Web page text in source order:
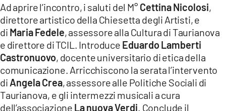
Ad aprire l’incontro, i saluti del M° Cettina Nicolosi,
direttore artistico della Chiesetta degli Artisti, e
di Maria Fedele, assessore alla Cultura di Taurianova
e direttore di TCIL. Introduce Eduardo Lamberti
Castronuovo, docente universitario di etica della
comunicazione. Arricchiscono la serata l’intervento
di Angela Crea, assessore alle Politiche Sociali di
Taurianova, e gli intermezzi musicali a cura
dell’associazione La nuova Verdi . Conclude il